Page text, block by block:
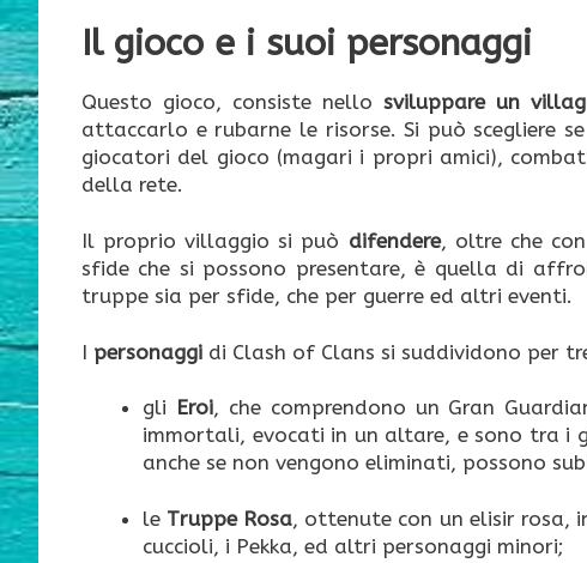
Il gioco e i suoi personaggi
Questo gioco, consiste nello sviluppare un
attaccarlo e rubarne le risorse. Si può scegliere
giocatori del gioco (magari i propri amici),
della rete.
Il proprio villaggio si può difendere, oltre che
sfide che si possono presentare, è quella di
truppe sia per sfide, che per guerre ed altri eventi.
I personaggi di Clash of Clans si suddividono per
gli Eroi, che comprendono un Gran
immortali, evocati in un altare, e sono tra
anche se non vengono eliminati, possono
le Truppe Rosa, ottenute con un elisir rosa,
cuccioli, i Pekka, ed altri personaggi minori;